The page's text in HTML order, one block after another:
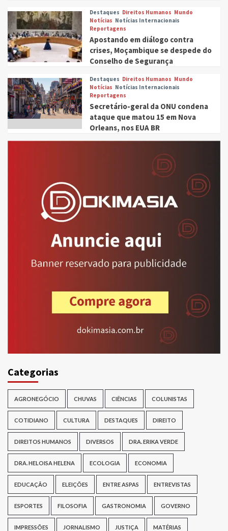
Destaques Direitos Humanos Mundo
Notícias Notícias Internacionais
Reportagens
Apostando em diálogo contra
crises, Moçambique se despede do
Conselho de Segurança
Destaques Direitos Humanos Mundo
Notícias Notícias Internacionais
Reportagens
Secretário-geral da ONU condena
ataque que matou 15 em Nova
Orleans, nos EUA BR
Categorias
AGRONEGÓCIO CHUVAS CIÊNCIAS COLUNISTAS
COTIDIANO CULTURA DESTAQUES DIREITO
DIREITOS HUMANOS DIVERSOS DRA. ERIKA VERDE
DRA. HELOISA HELENA ECOLOGIA ECONOMIA
EDUCAÇÃO ELEIÇÕES ENTRE ASPAS ENTREVISTAS
ESPORTES FILOSOFIA GASTRONOMIA GOVERNO
IMPRESSÕES JORNALISMO JUSTIÇA MATÉRIAS